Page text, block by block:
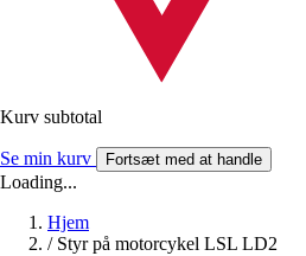
Kurv subtotal
Se min kurv Fortsæt med at handle
Loading...
Hjem
/ Styr på motorcykel LSL LD2